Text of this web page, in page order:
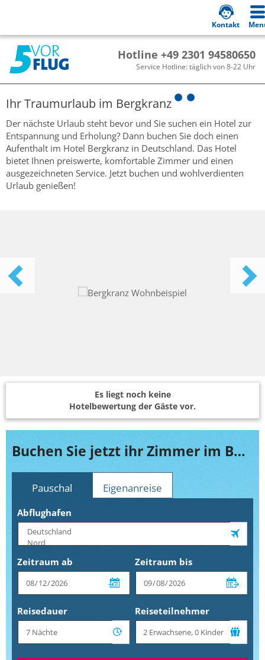
Hotline +49 2301 94580650
Service Hotline: täglich von 8-22 Uhr
Kontakt
Ihr Traumurlaub im Bergkranz
Der nächste Urlaub steht bevor und Sie suchen ein Hotel zur
Entspannung und Erholung? Dann buchen Sie doch einen
Aufenthalt im Hotel Bergkranz in Deutschland. Das Hotel
bietet Ihnen preiswerte, komfortable Zimmer und einen
ausgezeichneten Service. Jetzt buchen und wohlverdienten
Urlaub genießen!
Es liegt noch keine
Hotelbewertung der Gäste vor.
Buchen Sie jetzt ihr Zimmer im Bergkranz
Pauschal Eigenanreise
Abflughafen
Zeitraum ab Zeitraum bis
Reisedauer Reiseteilnehmer